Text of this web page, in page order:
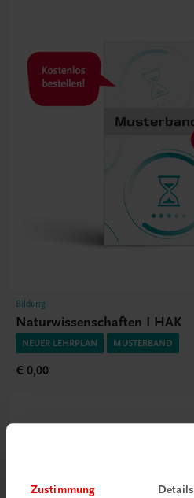
Zustimmung Details
Bildung
Naturwissenschaften I HAK
NEUER LEHRPLAN MUSTERBAND
€ 0,00